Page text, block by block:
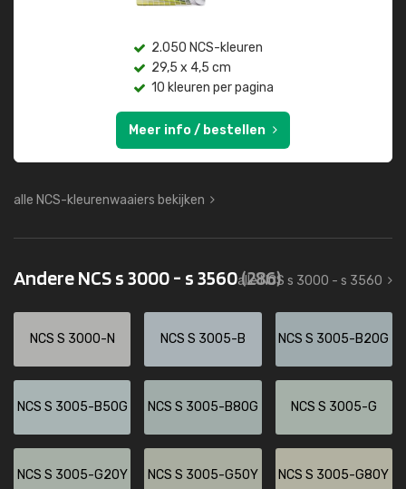
2.050 NCS-kleuren
29,5 x 4,5 cm
10 kleuren per pagina
Meer info / bestellen
alle NCS-kleurenwaaiers bekijken
Andere NCS s 3000 - s 3560(286)
alle NCS s 3000 - s 3560
NCS S 3000-N NCS S 3005-B NCS S 3005-B20G
NCS S 3005-B50G NCS S 3005-B80G NCS S 3005-G
NCS S 3005-G20Y NCS S 3005-G50Y NCS S 3005-G80Y